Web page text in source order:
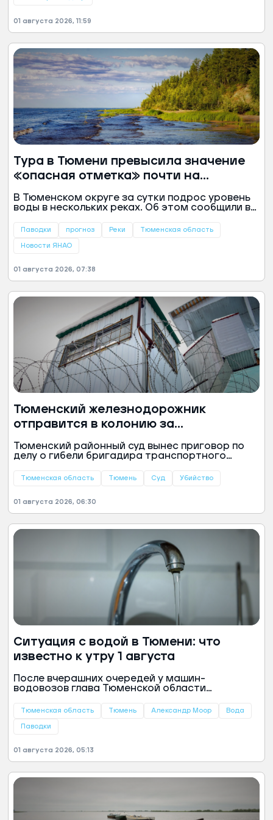
центре правительства региона.
01 августа 2026, 11:59
Тура в Тюмени превысила значение
«опасная отметка» почти на
полметра
В Тюменском округе за сутки подрос уровень
воды в нескольких реках. Об этом сообщили в
региона.
Паводки прогноз Реки Тюменская область
Новости ЯНАО
01 августа 2026, 07:38
Тюменский железнодорожник
отправится в колонию за
смертельную драку
Тюменский районный суд вынес приговор по
делу о гибели бригадира транспортного
виновным в причинении тяжкого вреда
транспортной прокуратуры.
Тюменская область Тюмень Суд Убийство
01 августа 2026, 06:30
Ситуация с водой в Тюмени: что
известно к утру 1 августа
После вчерашних очередей у машин-
водовозов глава Тюменской области
точки выдачи чистой воды на базе социальных
питьевую воду в школах и поликлиниках,
Моор.
Тюменская область Тюмень Александр Моор Вода
Паводки
01 августа 2026, 05:13